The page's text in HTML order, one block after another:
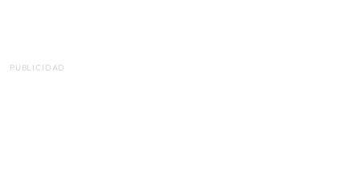
PUBLICIDAD